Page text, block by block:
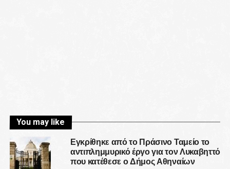
You may like
Εγκρίθηκε από το Πράσινο Ταμείο το
αντιπλημμυρικό έργο για τον Λυκαβηττό
που κατέθεσε ο Δήμος Αθηναίων